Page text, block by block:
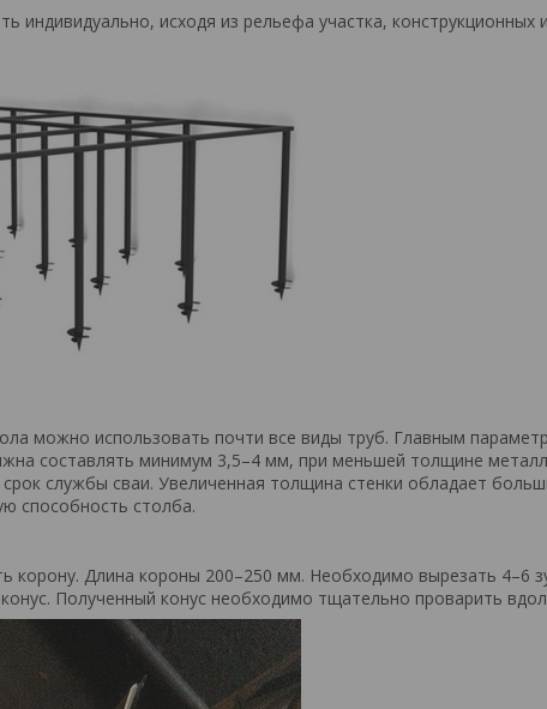
индивидуально, исходя из рельефа участка, конструкционных
можно использовать почти все виды труб. Главным
составлять минимум 3,5–4 мм, при меньшей толщине
службы сваи. Увеличенная толщина стенки обладает
способность столба.
корону. Длина короны 200–250 мм. Необходимо вырезать 4–6
Полученный конус необходимо тщательно проварить